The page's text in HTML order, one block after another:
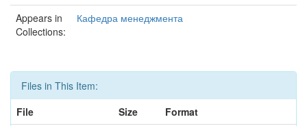
Appears in
Collections:
Кафедра менеджмента
Files in This Item:
File
Size
Format